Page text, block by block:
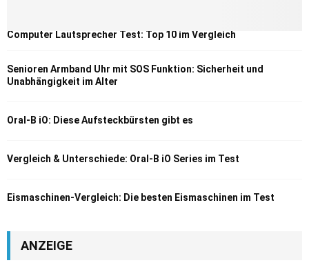
Computer Lautsprecher Test: Top 10 im Vergleich
Senioren Armband Uhr mit SOS Funktion: Sicherheit und
Unabhängigkeit im Alter
Oral-B iO: Diese Aufsteckbürsten gibt es
Vergleich & Unterschiede: Oral-B iO Series im Test
Eismaschinen-Vergleich: Die besten Eismaschinen im Test
ANZEIGE